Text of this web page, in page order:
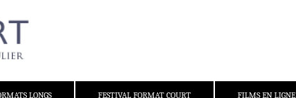
LONGS FESTIVAL FORMAT COURT FILMS EN LIGNE